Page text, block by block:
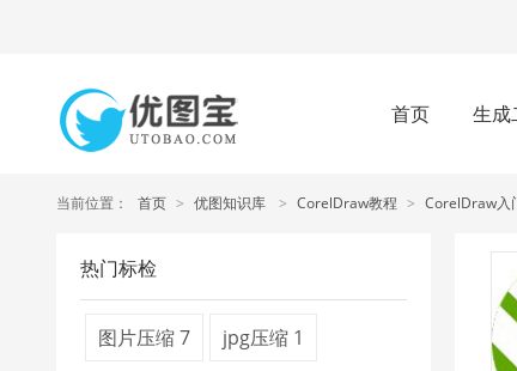
首页 生成
当前位置： 首页 > 优图知识库 > CorelDraw教程 > CorelDraw入
热门标检
图片压缩7 jpg压缩 1